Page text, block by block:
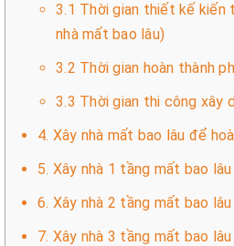
3.1 Thời gian thiết kế kiến
nhà mất bao lâu)
3.2 Thời gian hoàn thành
3.3 Thời gian thi công xây
4. Xây nhà mất bao lâu để
5. Xây nhà 1 tầng mất bao lâu
6. Xây nhà 2 tầng mất bao lâu
7. Xây nhà 3 tầng mất bao lâu